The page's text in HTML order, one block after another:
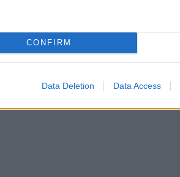
CONFIRM
Data Deletion Data Access